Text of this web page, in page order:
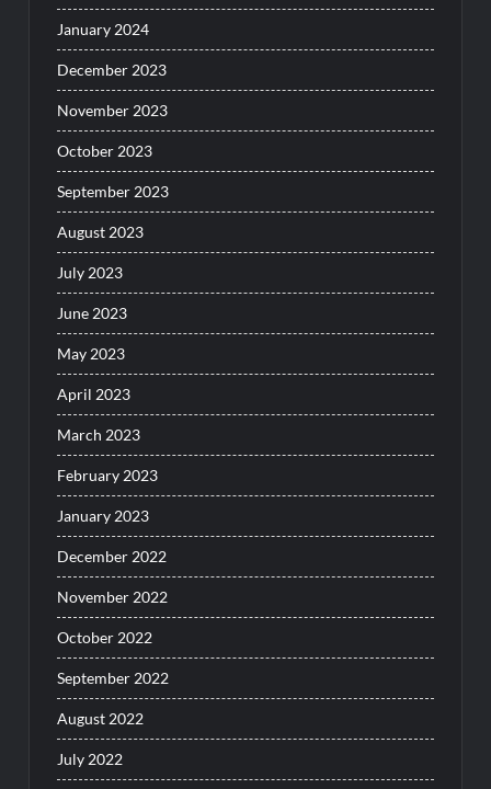
January 2024
December 2023
November 2023
October 2023
September 2023
August 2023
July 2023
June 2023
May 2023
April 2023
March 2023
February 2023
January 2023
December 2022
November 2022
October 2022
September 2022
August 2022
July 2022